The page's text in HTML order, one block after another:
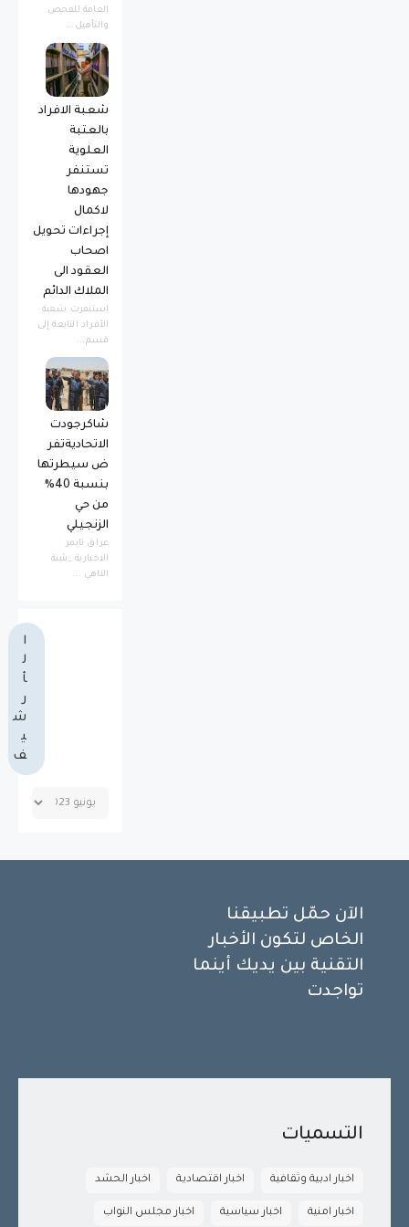
العامة للفحص
والتأهيل...
شعبة الافراد
بالعتبة
العلوية
تستنفر
جهودها
لاكمال
إجراءات تحويل
اصحاب
العقود الى
الملاك الدائم
استنفرت شعبة
الأفراد التابعة إلى
قسم...
شاكرجودت
الاتحاديةتفر
ض سيطرتها
بنسبة 40%
من حي
الزنجيلي
عراق تايمز
الاخبارية _بثينة
الناهي ...
ا
ل
أ
ر
ش
ي
ف
الآن حمّل تطبيقنا
الخاص لتكون الأخبار
التقنية بين يديك أينما
تواجدت
التسميات
اخبار ادبية وثقافية اخبار اقتصادية اخبار الحشد
اخبار امنية اخبار سياسية اخبار مجلس النواب